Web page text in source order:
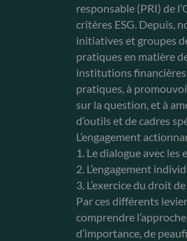
responsable (PRI) de
critères ESG. Depuis,
initiatives et groupes
pratiques en matière
institutions
pratiques, à
sur la question, et à
d’outils et de cadres
L’engagement
1. Le dialogue avec les
2. L’engagement
3. L’exercice du droit
Par ces différents
comprendre
d’importance, de